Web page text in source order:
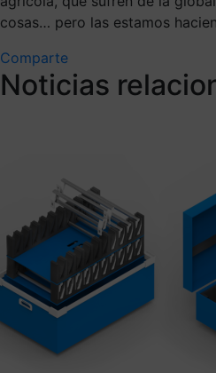
cosas… pero las estamos
Comparte
Noticias